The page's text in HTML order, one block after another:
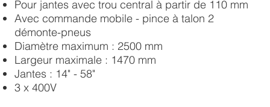
Pour jantes avec trou central à partir de 110 mm
Avec commande mobile - pince à talon 2
démonte-pneus
Diamètre maximum : 2500 mm
Largeur maximale : 1470 mm
Jantes : 14" - 58"
3 x 400V